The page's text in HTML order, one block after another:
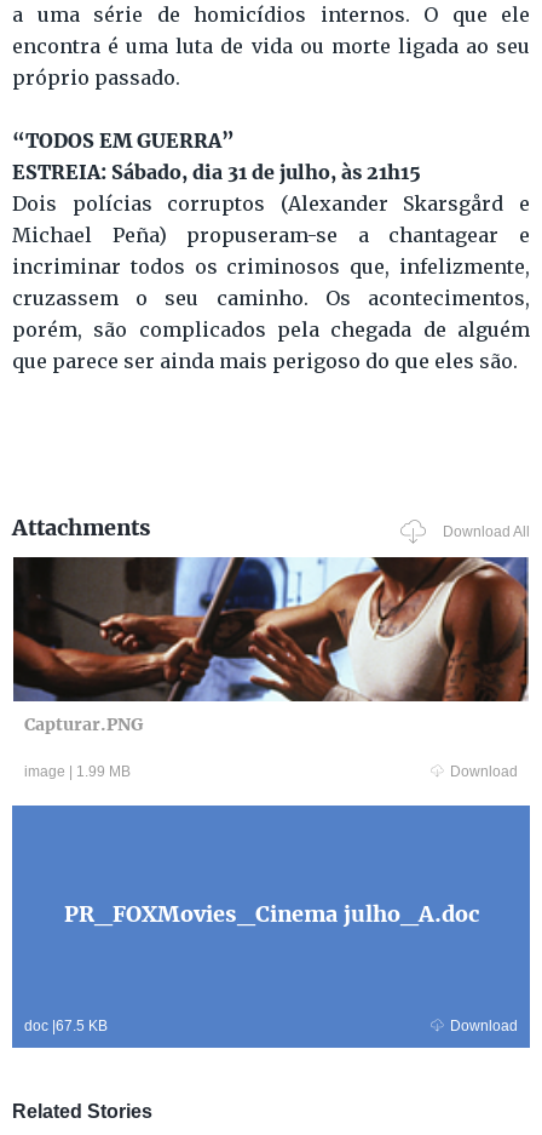
a uma série de homicídios internos. O que ele
encontra é uma luta de vida ou morte ligada ao seu
próprio passado.
“TODOS EM GUERRA”
ESTREIA: Sábado, dia 31 de julho, às 21h15
Dois polícias corruptos (Alexander Skarsgård e
Michael Peña) propuseram-se a chantagear e
incriminar todos os criminosos que, infelizmente,
cruzassem o seu caminho. Os acontecimentos,
porém, são complicados pela chegada de alguém
que parece ser ainda mais perigoso do que eles são.
Attachments Download All
Capturar.PNG
image | 1.99 MB Download
PR_FOXMovies_Cinema julho_A.doc
doc |67.5 KB Download
Related Stories